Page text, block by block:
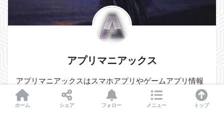
アプリマニアックス
アプリマニアックスはスマホアプリやゲームアプリ情報
をお届けする専門サイトです。プロが使い方まで優しく
解説を行います。
ホーム シェア フォロー メニュー トップ